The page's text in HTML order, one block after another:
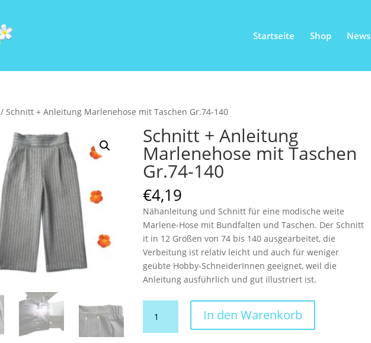
Startseite Shop News
/ Schnitt + Anleitung Marlenehose mit Taschen Gr.74-140
Schnitt + Anleitung
Marlenehose mit Taschen
Gr.74-140
€4,19
Nähanleitung und Schnitt für eine modische weite
Marlene-Hose mit Bundfalten und Taschen. Der Schnitt
it in 12 Größen von 74 bis 140 ausgearbeitet, die
Verbeitung ist relativ leicht und auch für weniger
geübte Hobby-SchneiderInnen geeignet, weil die
Anleitung ausführlich und gut illustriert ist.
Anleitung
In den Warenkorb